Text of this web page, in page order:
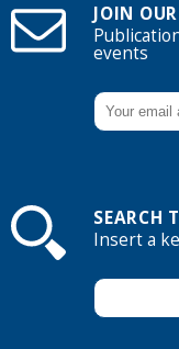
JOIN
events
SEARCH
Insert a